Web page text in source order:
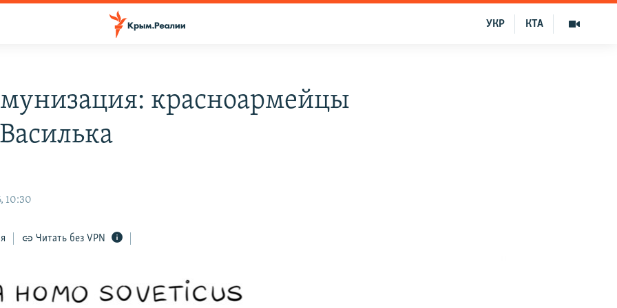
КТА
УКР
красноармейцы
10:30
Читать без VPN